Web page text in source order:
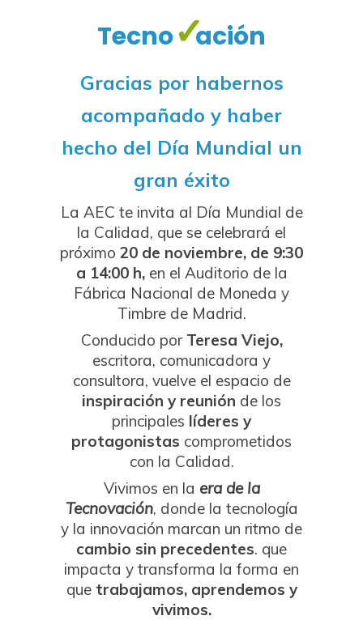
Tecno✓ación
Gracias por habernos
acompañado y haber
hecho del Día Mundial un
gran éxito
La AEC te invita al Día Mundial de
la Calidad, que se celebrará el
próximo 20 de noviembre, de 9:30
a 14:00 h,en el Auditorio de la
Fábrica Nacional de Moneda y
Timbre de Madrid.
Conducido por Teresa Viejo,
escritora, comunicadora y
consultora, vuelve el espacio de
inspiración y reunión de los
principales líderes y
protagonistas comprometidos
con la Calidad.
Vivimos en la era de la
Tecnovación, donde la tecnología
y la innovación marcan un ritmo de
cambio sin precedentes. que
impacta y transforma la forma en
que trabajamos, aprendemos y
vivimos.